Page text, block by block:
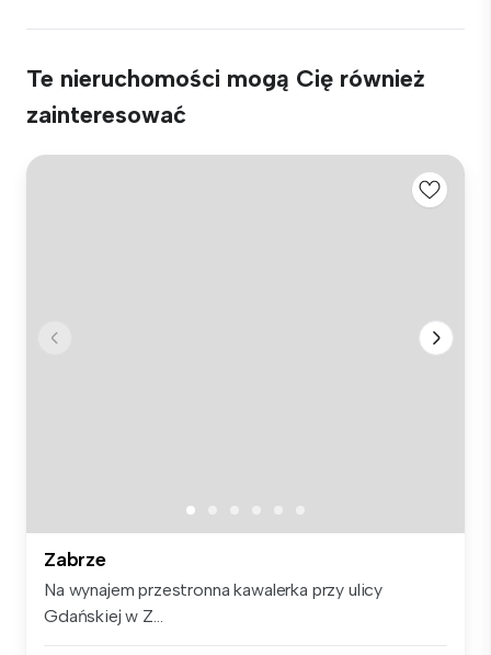
Te nieruchomości mogą Cię również
zainteresować
Zabrze
Na wynajem przestronna kawalerka przy ulicy
Gdańskiej w Z...